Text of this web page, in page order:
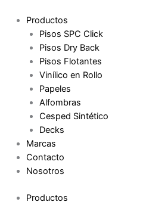
contenido
Productos
Pisos SPC Click
Pisos Dry Back
Pisos Flotantes
Vinílico en Rollo
Papeles
Alfombras
Cesped Sintético
Decks
Marcas
Contacto
Nosotros
Productos